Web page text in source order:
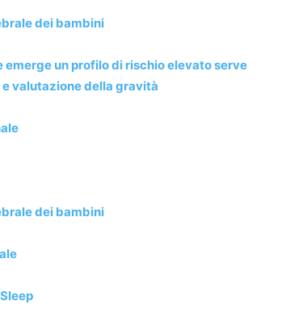
dei bambini
emerge un profilo di rischio elevato serve
valutazione della gravità
dei bambini